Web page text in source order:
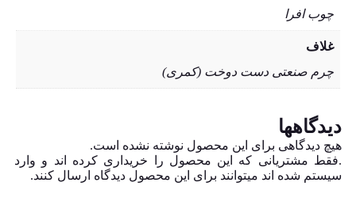
چوب افرا
غلاف
چرم صنعتی دست دوخت (کمری)
دیدگاهها
هیچ دیدگاهی برای این محصول نوشته نشده است.
.فقط مشتریانی که این محصول را خریداری کرده اند و وارد
سیستم شده اند میتوانند برای این محصول دیدگاه ارسال کنند.